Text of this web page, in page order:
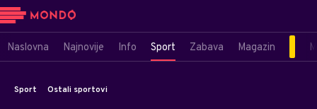
Naslovna Najnovije Info Sport Zabava Magazin
Sport Ostali sportovi